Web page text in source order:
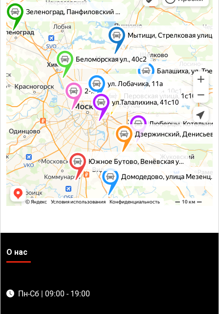
О нас
Пн-Сб | 09:00 - 19:00